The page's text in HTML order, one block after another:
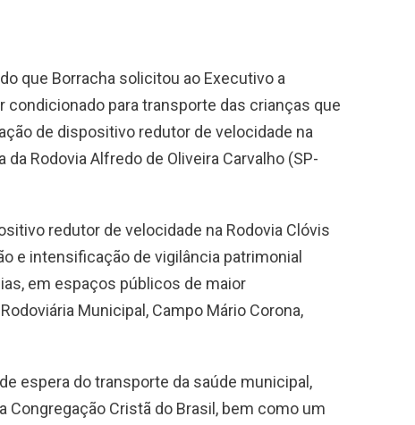
que Borracha solicitou ao Executivo a
para transporte das crianças que
de dispositivo redutor de velocidade na
Rodovia Alfredo de Oliveira Carvalho (SP-
redutor de velocidade na Rodovia Clóvis
e intensificação de vigilância patrimonial
em espaços públicos de maior
Municipal, Campo Mário Corona,
espera do transporte da saúde municipal,
Congregação Cristã do Brasil, bem como um